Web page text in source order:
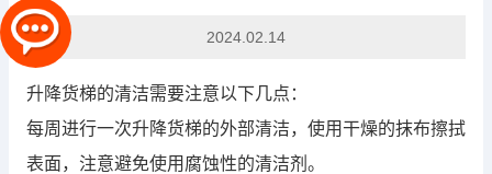
2024.02.14
升降货梯的清洁需要注意以下几点：
每周进行一次升降货梯的外部清洁，使用干燥的抹布擦拭
表面，注意避免使用腐蚀性的清洁剂。